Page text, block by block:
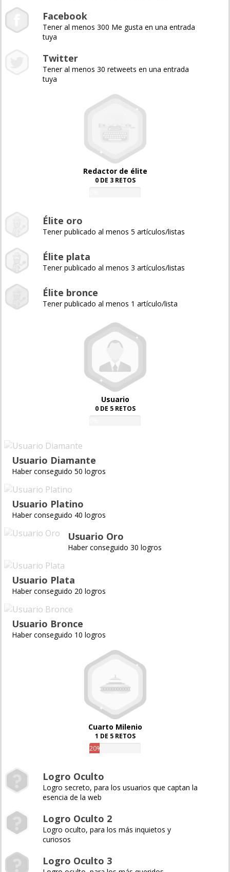
Facebook
Tener al menos 300 Me gusta en una entrada
tuya
Twitter
Tener al menos 30 retweets en una entrada
tuya
Redactor de élite
0 DE 3 RETOS
Élite oro
Tener publicado al menos 5 artículos/listas
Élite plata
Tener publicado al menos 3 artículos/listas
Élite bronce
Tener publicado al menos 1 artículo/lista
Usuario
0 DE 5 RETOS
Usuario Diamante
Haber conseguido 50 logros
Usuario Platino
Haber conseguido 40 logros
Usuario Oro
Haber conseguido 30 logros
Usuario Plata
Haber conseguido 20 logros
Usuario Bronce
Haber conseguido 10 logros
Cuarto Milenio
1 DE 5 RETOS
20%
Logro Oculto
Logro secreto, para los usuarios que captan la
esencia de la web
Logro Oculto 2
Logro oculto, para los más inquietos y
curiosos
Logro Oculto 3